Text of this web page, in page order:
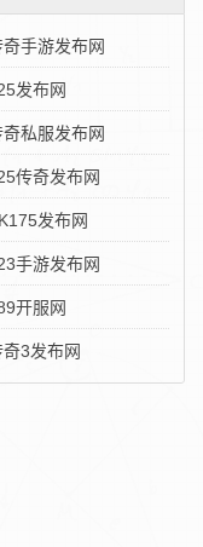
奇手游发布网
发布网
奇私服发布网
传奇发布网
发布网
手游发布网
开服网
奇3发布网